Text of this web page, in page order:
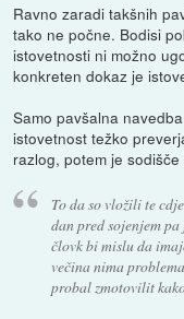
Ravno zaradi takšnih
tako ne počne. Bodisi
istovetnosti ni možno
konkreten dokaz je
Samo pavšalna
istovetnost težko
razlog, potem je
To da so vložili te
dan pred sojenjem
človk bi mislu da
večina nima
probal zmotovilit